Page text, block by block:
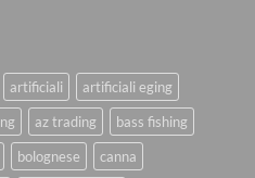
artificiali
artificiali eging
az trading
bass fishing
bolognese
canna